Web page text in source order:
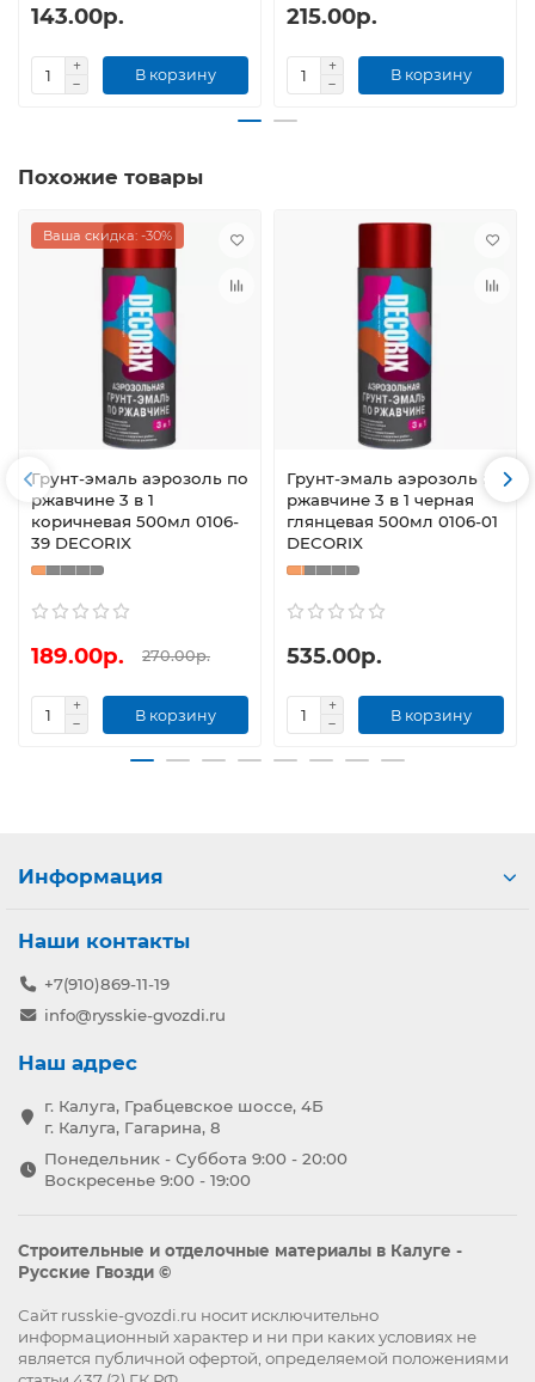
143.00р.
В корзину
215.00р.
В корзину
Похожие товары
Ваша скидка: -30%
Грунт-эмаль аэрозоль по
ржавчине 3 в 1
коричневая 500мл 0106-
39 DECORIX
189.00р. 270.00р.
В корзину
Грунт-эмаль аэрозоль по
ржавчине 3 в 1 черная
глянцевая 500мл 0106-01
DECORIX
535.00р.
В корзину
Информация
Наши контакты
+7(910)869-11-19
info@rysskie-gvozdi.ru
Наш адрес
г. Калуга, Грабцевское шоссе, 4Б
г. Калуга, Гагарина, 8
Понедельник - Суббота 9:00 - 20:00
Воскресенье 9:00 - 19:00
Строительные и отделочные материалы в Калуге -
Русские Гвозди ©
Сайт russkie-gvozdi.ru носит исключительно
информационный характер и ни при каких условиях не
является публичной офертой, определяемой положениями